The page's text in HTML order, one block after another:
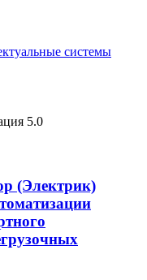
(Электрик)